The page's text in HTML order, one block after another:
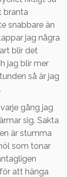
branta
snabbare än
jag några
blir det
jag blir mer
så är jag
gång jag
sig. Sakta
är stumma
som tonar
att hänga